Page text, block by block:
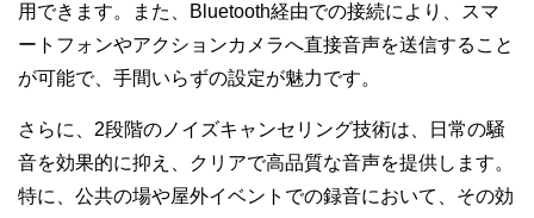
用できます。また、Bluetooth経由での接続により、スマ
ートフォンやアクションカメラへ直接音声を送信すること
が可能で、手間いらずの設定が魅力です。
さらに、2段階のノイズキャンセリング技術は、日常の騒
音を効果的に抑え、クリアで高品質な音声を提供します。
特に、公共の場や屋外イベントでの録音において、その効